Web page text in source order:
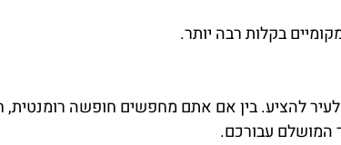
בקלות רבה יותר.
להציע. בין אם אתם מחפשים חופשה
המושלם עבורכם.